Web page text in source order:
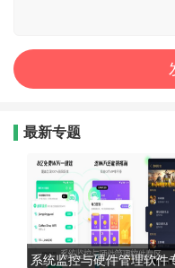
最新专题
系统监控与硬件管理软件